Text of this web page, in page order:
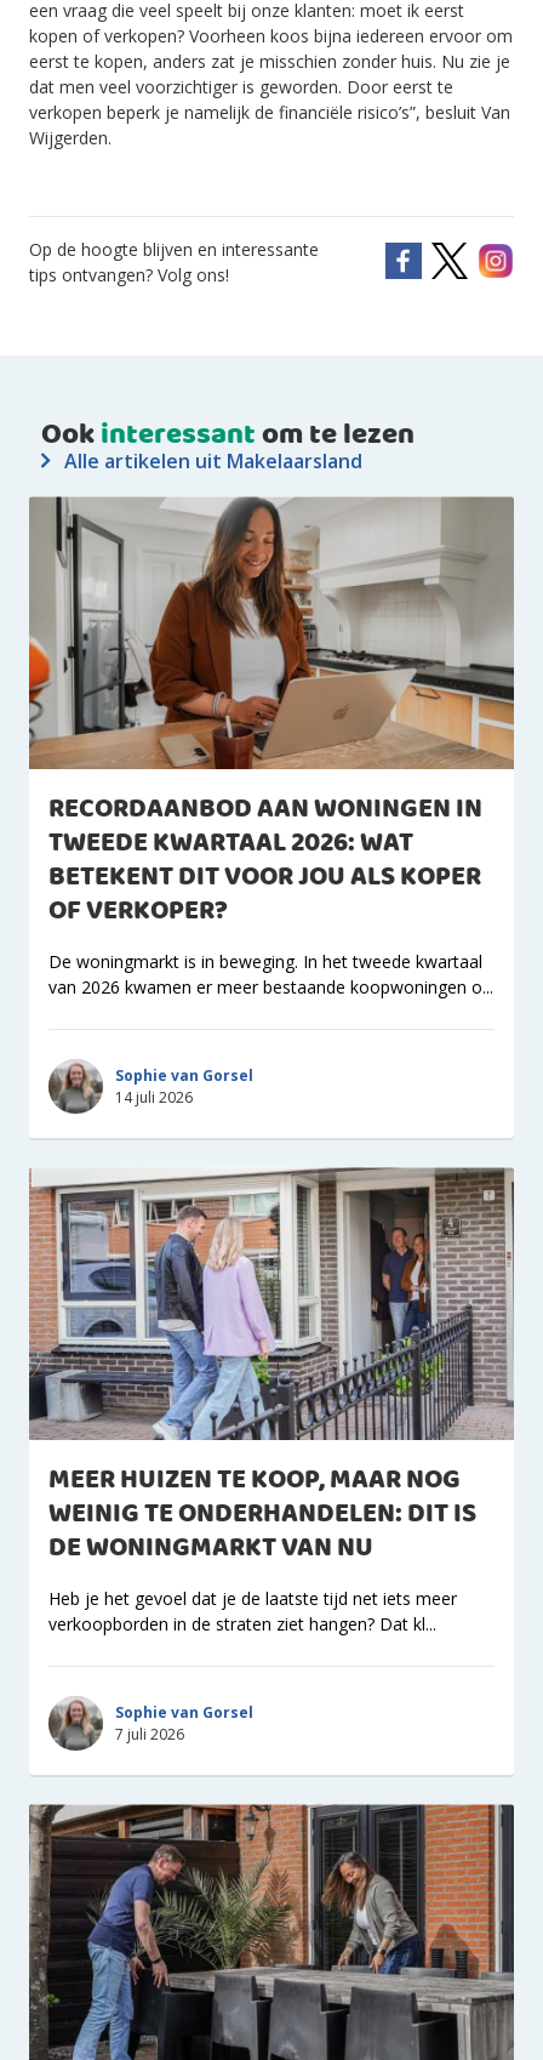
een vraag die veel speelt bij onze klanten: moet ik eerst
kopen of verkopen? Voorheen koos bijna iedereen ervoor om
eerst te kopen, anders zat je misschien zonder huis. Nu zie je
dat men veel voorzichtiger is geworden. Door eerst te
verkopen beperk je namelijk de financiële risico’s”, besluit Van
Wijgerden.
Op de hoogte blijven en interessante
tips ontvangen? Volg ons!
Ookinteressantom te lezen
Alle artikelen uit Makelaarsland
RECORDAANBOD AAN WONINGEN IN
TWEEDE KWARTAAL 2026: WAT
BETEKENT DIT VOOR JOU ALS KOPER
OF VERKOPER?
De woningmarkt is in beweging. In het tweede kwartaal
van 2026 kwamen er meer bestaande koopwoningen o...
Sophie van Gorsel
14 juli 2026
MEER HUIZEN TE KOOP, MAAR NOG
WEINIG TE ONDERHANDELEN: DIT IS
DE WONINGMARKT VAN NU
Heb je het gevoel dat je de laatste tijd net iets meer
verkoopborden in de straten ziet hangen? Dat kl...
Sophie van Gorsel
7 juli 2026